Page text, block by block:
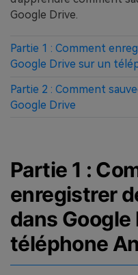
Google Drive.
Partie 1 : Comment
Google Drive sur un
Partie 2 : Comment
Google Drive
Partie 1 :
enregistrer
dans Google
téléphone